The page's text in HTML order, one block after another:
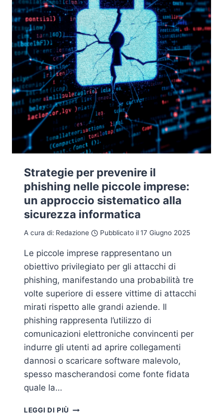
Strategie per prevenire il
phishing nelle piccole imprese:
un approccio sistematico alla
sicurezza informatica
A cura di: Redazione Pubblicato il17 Giugno 2025
Le piccole imprese rappresentano un
obiettivo privilegiato per gli attacchi di
phishing, manifestando una probabilità tre
volte superiore di essere vittime di attacchi
mirati rispetto alle grandi aziende. Il
phishing rappresenta l’utilizzo di
comunicazioni elettroniche convincenti per
indurre gli utenti ad aprire collegamenti
dannosi o scaricare software malevolo,
spesso mascherandosi come fonte fidata
quale la…
LEGGI DI PIÙ STRATEGIE